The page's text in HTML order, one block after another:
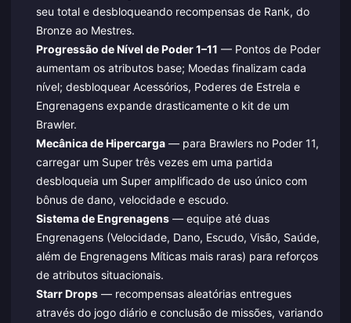
seu total e desbloqueando recompensas de Rank, do
Bronze ao Mestres.
Progressão de Nível de Poder 1–11 — Pontos de Poder
aumentam os atributos base; Moedas finalizam cada
nível; desbloquear Acessórios, Poderes de Estrela e
Engrenagens expande drasticamente o kit de um
Brawler.
Mecânica de Hipercarga— para Brawlers no Poder 11,
carregar um Super três vezes em uma partida
desbloqueia um Super amplificado de uso único com
bônus de dano, velocidade e escudo.
Sistema de Engrenagens— equipe até duas
Engrenagens (Velocidade, Dano, Escudo, Visão, Saúde,
além de Engrenagens Míticas mais raras) para reforços
de atributos situacionais.
Starr Drops— recompensas aleatórias entregues
através do jogo diário e conclusão de missões, variando